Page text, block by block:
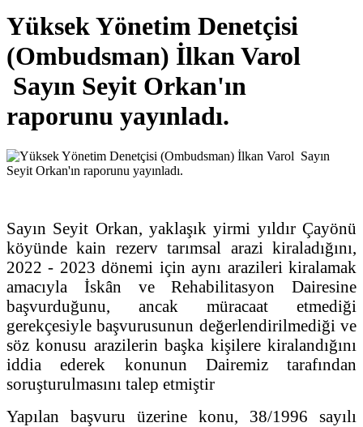
Yüksek Yönetim Denetçisi
(Ombudsman) İlkan Varol
Sayın Seyit Orkan'ın
raporunu yayınladı.
Sayın Seyit Orkan, yaklaşık yirmi yıldır Çayönü
köyünde kain rezerv tarımsal arazi kiraladığını,
2022 - 2023 dönemi için aynı arazileri kiralamak
amacıyla İskân ve Rehabilitasyon Dairesine
başvurduğunu, ancak müracaat etmediği
gerekçesiyle başvurusunun değerlendirilmediği ve
söz konusu arazilerin başka kişilere kiralandığını
iddia ederek konunun Dairemiz tarafından
soruşturulmasını talep etmiştir
Yapılan başvuru üzerine konu, 38/1996 sayılı